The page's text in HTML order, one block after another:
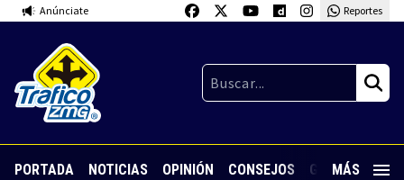
Anúnciate Reportes
PORTADA NOTICIAS OPINIÓN CONSEJOS GUARDIA
MÁS